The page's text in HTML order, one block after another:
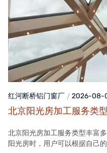
红河断桥铝门窗厂 2026-08-
北京阳光房加工服务类
北京阳光房加工服务类型丰富
阳光房时，用户可以根据自己